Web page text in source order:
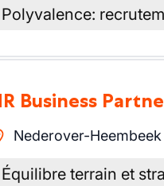
Polyvalence:
HR Business
Nederover-Heembeek
Équilibre terrain et